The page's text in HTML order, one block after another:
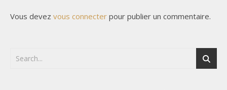
Vous devez vous connecter pour publier un commentaire.